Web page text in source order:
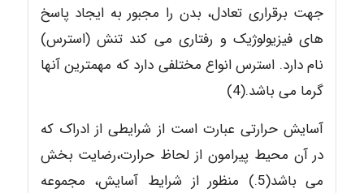
جهت برقراری تعادل، بدن را مجبور به ایجاد پاسخ
های فیزیولوژیک و رفتاری می کند تنش (استرس)
نام دارد. استرس انواع مختلفی دارد که مهمترین آنها
گرما می باشد.(4)
آسایش حرارتی عبارت است از شرایطی از ادراک که
در آن محیط پیرامون از لحاظ حرارت،رضایت بخش
می باشد(5.) منظور از شرایط آسایش، مجموعه